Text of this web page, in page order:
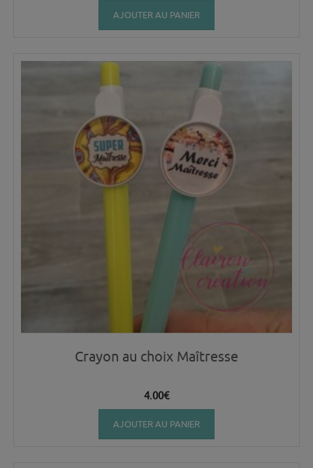
AJOUTER AU PANIER
Crayon au choix Maîtresse
4.00€
AJOUTER AU PANIER